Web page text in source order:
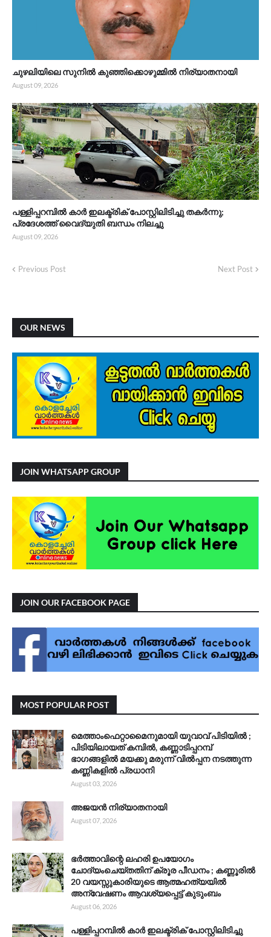
ചുഴലിയിലെ സുനിൽ കുഞ്ഞിക്കൊഴുമ്മിൽ നിര്യാതനായി
August 09, 2026
പള്ളിപ്പറമ്പിൽ കാർ ഇലക്ട്രിക് പോസ്റ്റിലിടിച്ചു തകർന്നു;
പ്രദേശത്ത് വൈദ്യുതി ബന്ധം നിലച്ചു
August 09, 2026
Previous Post Next Post
OUR NEWS
JOIN WHATSAPP GROUP
JOIN OUR FACEBOOK PAGE
MOST POPULAR POST
മെത്താംഫെറ്റാമൈനുമായി യുവാവ് പിടിയിൽ ;
പിടിയിലായത് കമ്പിൽ, കണ്ണാടിപ്പറമ്പ്
ഭാഗങ്ങളിൽ മയക്കു മരുന്ന് വിൽപ്പന നടത്തുന്ന
കണ്ണികളിൽ പ്രധാനി
August 03, 2026
അജയൻ നിര്യാതനായി
August 07, 2026
ഭർത്താവിന്റെ ലഹരി ഉപയോഗം
ചോദ്യംചെയ്തതിന് ക്രൂര പീഡനം ; കണ്ണൂരിൽ
20 വയസ്സുകാരിയുടെ ആത്മഹത്യയിൽ
അന്വേഷണം ആവശ്യപ്പെട്ട് കുടുംബം
August 06, 2026
പള്ളിപ്പറമ്പിൽ കാർ ഇലക്ട്രിക് പോസ്റ്റിലിടിച്ചു